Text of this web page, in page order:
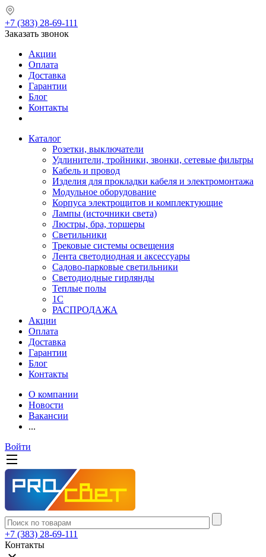
+7 (383) 28-69-111
Заказать звонок
Акции
Оплата
Доставка
Гарантии
Блог
Контакты
Каталог
Розетки, выключатели
Удлинители, тройники, звонки, сетевые фильтры
Кабель и провод
Изделия для прокладки кабеля и электромонтажа
Модульное оборудование
Корпуса электрощитов и комплектующие
Лампы (источники света)
Люстры, бра, торшеры
Светильники
Трековые системы освещения
Лента светодиодная и аксессуары
Садово-парковые светильники
Светодиодные гирлянды
Теплые полы
1С
РАСПРОДАЖА
Акции
Оплата
Доставка
Гарантии
Блог
Контакты
О компании
Новости
Вакансии
...
Войти
+7 (383) 28-69-111
Контакты